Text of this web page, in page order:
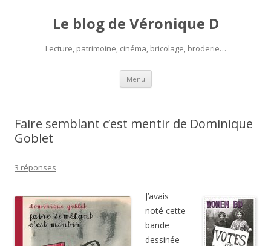
Le blog de Véronique D
Lecture, patrimoine, cinéma, bricolage, broderie…
Menu Aller
contenu
Faire semblant c’est mentir de Dominique
Goblet
3 réponses
J’avais
noté cette
bande
dessinée